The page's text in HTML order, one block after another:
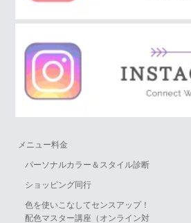
メニュー料金
パーソナルカラー＆スタイル診断
ショッピング同行
色を使いこなしてセンスアップ！
配色マスター講座（オンライン対